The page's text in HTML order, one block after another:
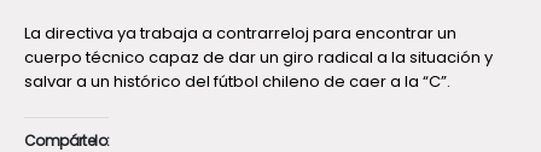
La directiva ya trabaja a contrarreloj para encontrar un
cuerpo técnico capaz de dar un giro radical a la situación y
salvar a un histórico del fútbol chileno de caer a la “C”.
Compártelo: